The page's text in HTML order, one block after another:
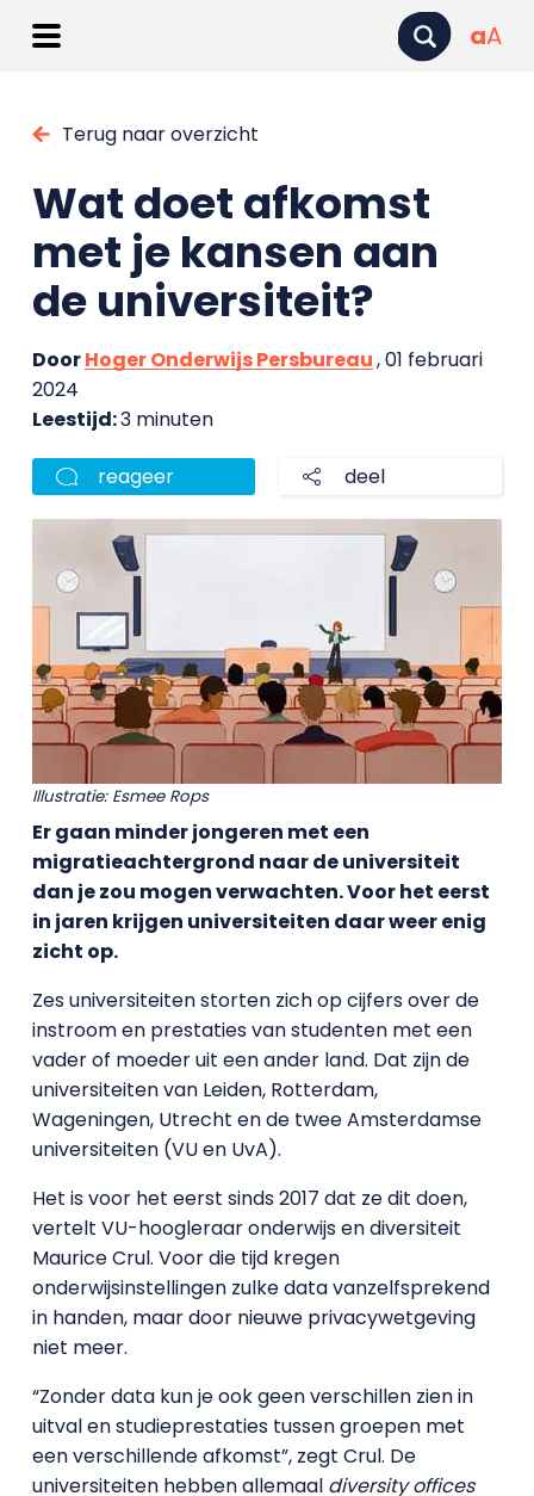
aA
Terug naar overzicht
Wat doet afkomst
met je kansen aan
de universiteit?
DoorHoger Onderwijs Persbureau, 01 februari
2024
Leestijd:3 minuten
reageer deel
Illustratie: Esmee Rops
Er gaan minder jongeren met een
migratieachtergrond naar de universiteit
dan je zou mogen verwachten. Voor het eerst
in jaren krijgen universiteiten daar weer enig
zicht op.
Zes universiteiten storten zich op cijfers over de
instroom en prestaties van studenten met een
vader of moeder uit een ander land. Dat zijn de
universiteiten van Leiden, Rotterdam,
Wageningen, Utrecht en de twee Amsterdamse
universiteiten (VU en UvA).
Het is voor het eerst sinds 2017 dat ze dit doen,
vertelt VU-hoogleraar onderwijs en diversiteit
Maurice Crul. Voor die tijd kregen
onderwijsinstellingen zulke data vanzelfsprekend
in handen, maar door nieuwe privacywetgeving
niet meer.
“Zonder data kun je ook geen verschillen zien in
uitval en studieprestaties tussen groepen met
een verschillende afkomst”, zegt Crul. De
universiteiten hebben allemaal diversity offices